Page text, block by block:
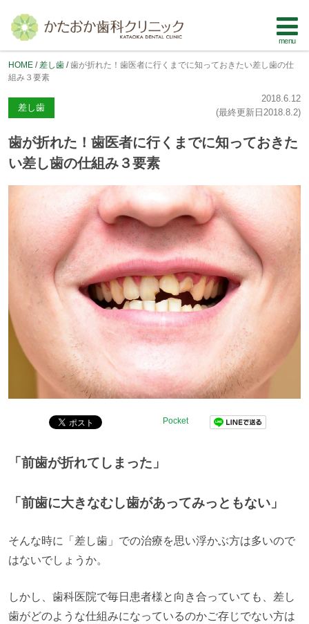
HOME 差し歯
歯が折れた！歯医者に行くまでに知っておきたい差し歯の仕
組み３要素
差し歯
2018.6.12
(最終更新日 2018.8.2)
歯が折れた！歯医者に行くまでに知っておきた
い差し歯の仕組み３要素
Pocket
「前歯が折れてしまった」
「前歯に大きなむし歯があってみっともない」
そんな時に「差し歯」での治療を思い浮かぶ方は多いので
はないでしょうか。
しかし、歯科医院で毎日患者様と向き合っていても、差し
歯がどのような仕組みになっているのかご存じでない方は